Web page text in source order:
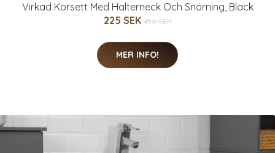
Virkad Korsett Med Halterneck Och Snörning, Black
225 SEK 450 SEK
MER INFO!